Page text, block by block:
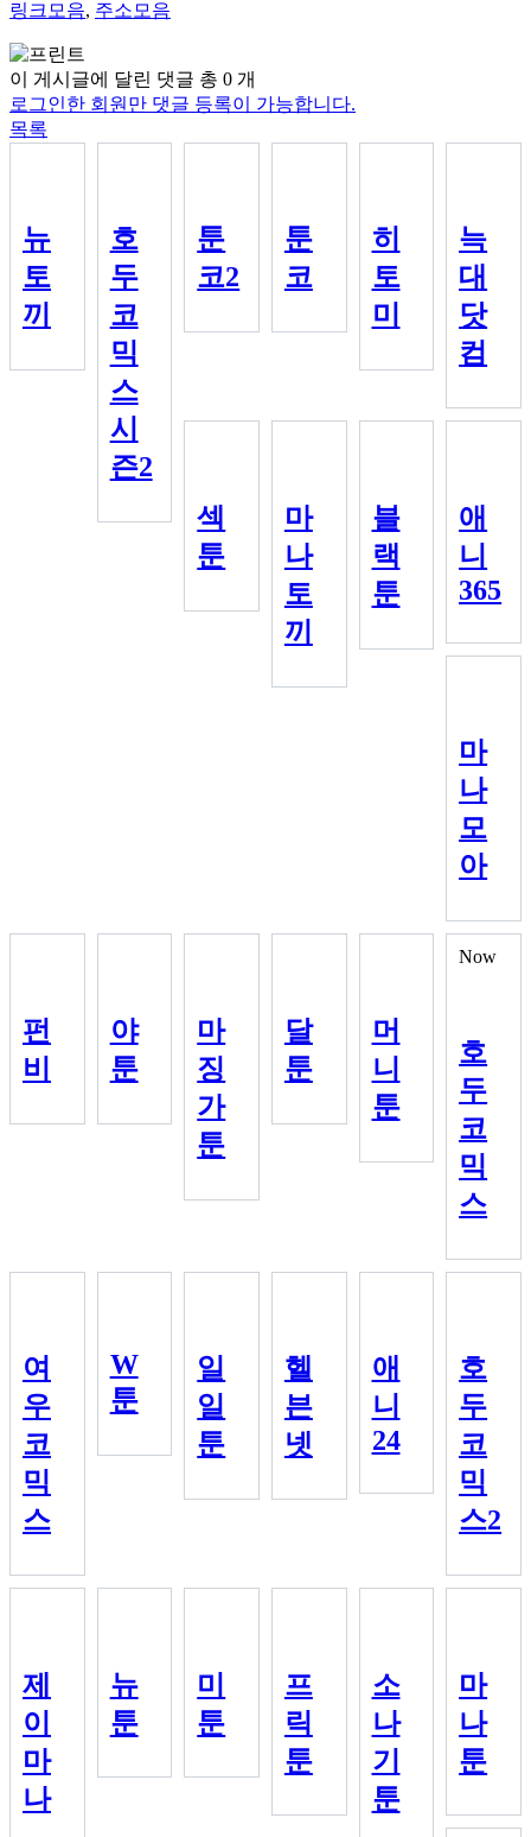
링크모음, 주소모음
이 게시글에 달린 댓글 총 0 개
로그인한 회원만 댓글 등록이 가능합니다.
목록
뉴
토
끼
호
두
코
믹
스
시
즌2
툰
코2
툰
코
히
토
미
늑
대
닷
컴
섹
툰
마
나
토
끼
블
랙
툰
애
니
365
마
나
모
아
펀
비
야
툰
마
징
가
툰
달
툰
머
니
툰
Now
호
두
코
믹
스
여
우
코
믹
스
W
툰
일
일
툰
헬
븐
넷
애
니
24
호
두
코
믹
스2
제
이
마
나
뉴
툰
미
툰
프
릭
툰
소
나
기
툰
마
나
툰